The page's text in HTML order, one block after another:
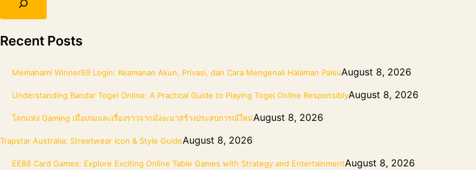
Recent Posts
Memahami Winner69 Login: Keamanan Akun, Privasi, dan Cara Mengenali Halaman PalsuAugust 8, 2026
Understanding Bandar Togel Online: A Practical Guide to Playing Togel Online ResponsiblyAugust 8, 2026
โลกแห่ง Gaming เมื่อเกมและเรื่องราวจากมังงะมาสร้างประสบการณ์ใหม่August 8, 2026
Trapstar Australia: Streetwear Icon & Style GuideAugust 8, 2026
EE88 Card Games: Explore Exciting Online Table Games with Strategy and EntertainmentAugust 8, 2026